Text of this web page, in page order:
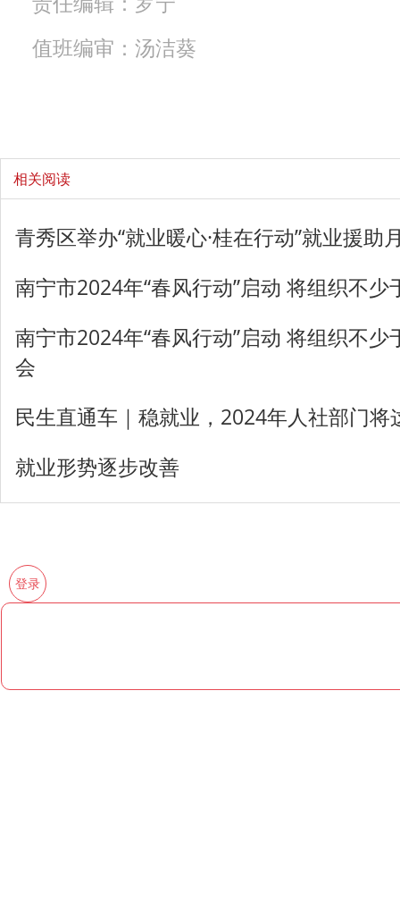
值班编审：汤洁葵
相关阅读
青秀区举办“就业暖心·桂在行动”就业援助
南宁市2024年“春风行动”启动 将组织不少
南宁市2024年“春风行动”启动 将组织不
会
民生直通车｜稳就业，2024年人社部门将
就业形势逐步改善
登录